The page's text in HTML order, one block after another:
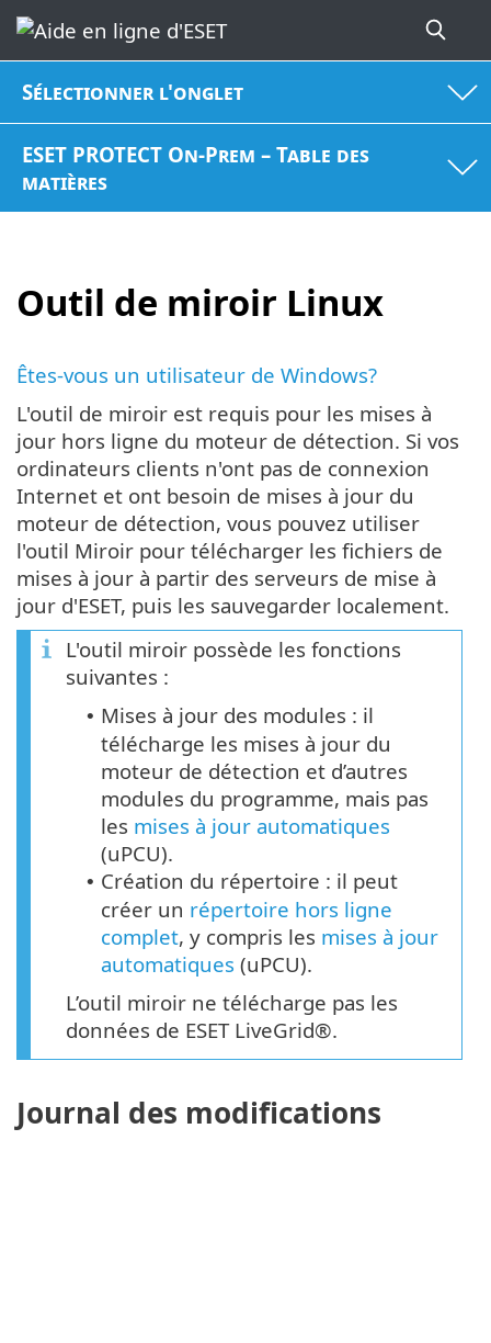
Sélectionner l'onglet
ESET PROTECT On-Prem – Table des
matières
Outil de miroir Linux
Êtes-vous un utilisateur de Windows?
L'outil de miroir est requis pour les mises à
jour hors ligne du moteur de détection. Si vos
ordinateurs clients n'ont pas de connexion
Internet et ont besoin de mises à jour du
moteur de détection, vous pouvez utiliser
l'outil Miroir pour télécharger les fichiers de
mises à jour à partir des serveurs de mise à
jour d'ESET, puis les sauvegarder localement.
L'outil miroir possède les fonctions
suivantes :
• Mises à jour des modules : il
télécharge les mises à jour du
moteur de détection et d’autres
modules du programme, mais pas
les mises à jour automatiques
(uPCU).
• Création du répertoire : il peut
créer un répertoire hors ligne
complet, y compris les mises à jour
automatiques (uPCU).
L’outil miroir ne télécharge pas les
données de ESET LiveGrid®.
Journal des modifications